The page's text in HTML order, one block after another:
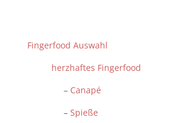
Fingerfood Auswahl
herzhaftes Fingerfood
– Canapé
– Spieße